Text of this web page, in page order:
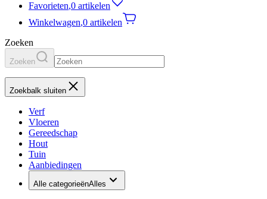
Favorieten,0 artikelen
Winkelwagen,0 artikelen
Zoeken
Zoeken
Zoekbalk sluiten
Verf
Vloeren
Gereedschap
Hout
Tuin
Aanbiedingen
Alle categorieënAlles